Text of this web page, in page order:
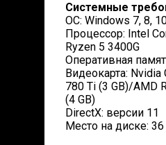
Системные
ОС: Windows 7, 8,
Процессор: Intel
Ryzen 5 3400G
Оперативная
Видеокарта: Nvidia
780 Ti (3 GB)/AMD
(4 GB)
DirectX: версии 11
Место на диске: 36